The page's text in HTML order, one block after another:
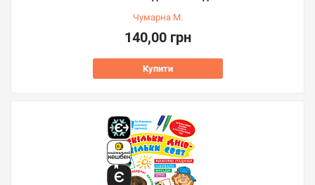
Чумарна М.
140,00 грн
Купити